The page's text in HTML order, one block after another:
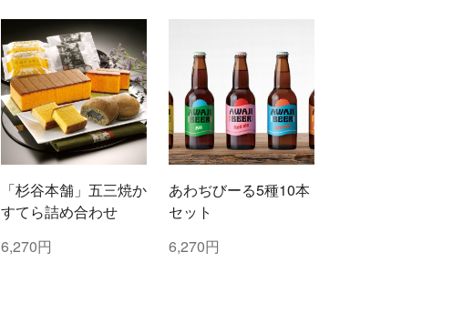
コッリ・アプルティー
ニ 420 ぺコリーノ
「杉谷本舗」五三焼か
すてら詰め合わせ
6,270円
あわぢびーる5種10本
セット
6,270円